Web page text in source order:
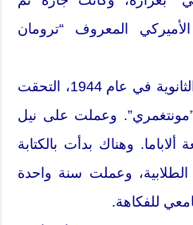
المعروف “ترومان
بعد التخرج من المدرسة الثانوية في عام 1944، التحقت
وعملت على نيل
وهناك بدأت بالكتابة
وعملت سنة واحدة
للفكاهة.